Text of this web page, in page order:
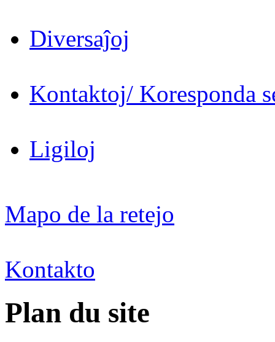
Diversaĵoj
Kontaktoj/ Koresponda
Ligiloj
Mapo de la retejo
Kontakto
Plan du site